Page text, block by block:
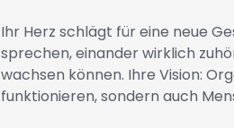
Ihr Herz schlägt für eine neue
sprechen, einander wirklich
wachsen können. Ihre Vision:
funktionieren, sondern auch